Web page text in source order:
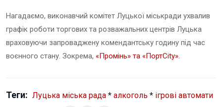
Нагадаємо, виконавчий комітет Луцької міськради ухвалив
графік роботи торгових та розважальних центрів Луцька
враховуючи запроваджену комендантську годину під час
воєнного стану. Зокрема, «Промінь» та «ПортCity».
Теги: Луцька міська рада * алкоголь * ігрові автомати